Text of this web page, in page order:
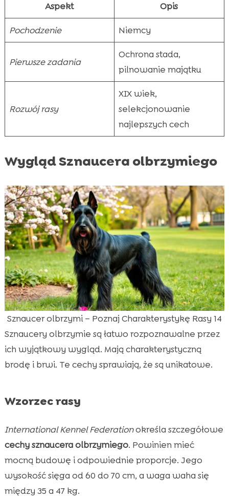
Aspekt Opis
Pochodzenie Niemcy
Pierwsze zadania
Ochrona stada,
pilnowanie majątku
Rozwój rasy
XIX wiek,
selekcjonowanie
najlepszych cech
Wygląd Sznaucera olbrzymiego
Sznaucer olbrzymi – Poznaj Charakterystykę Rasy 14
Sznaucery olbrzymie są łatwo rozpoznawalne przez
ich wyjątkowy wygląd. Mają charakterystyczną
brodę i brwi. Te cechy sprawiają, że są unikatowe.
Wzorzec rasy
International Kennel Federationokreśla szczegółowe
cechy sznaucera olbrzymiego. Powinien mieć
mocną budowę i odpowiednie proporcje. Jego
wysokość sięga od 60 do 70 cm, a waga waha się
między 35 a 47 kg.